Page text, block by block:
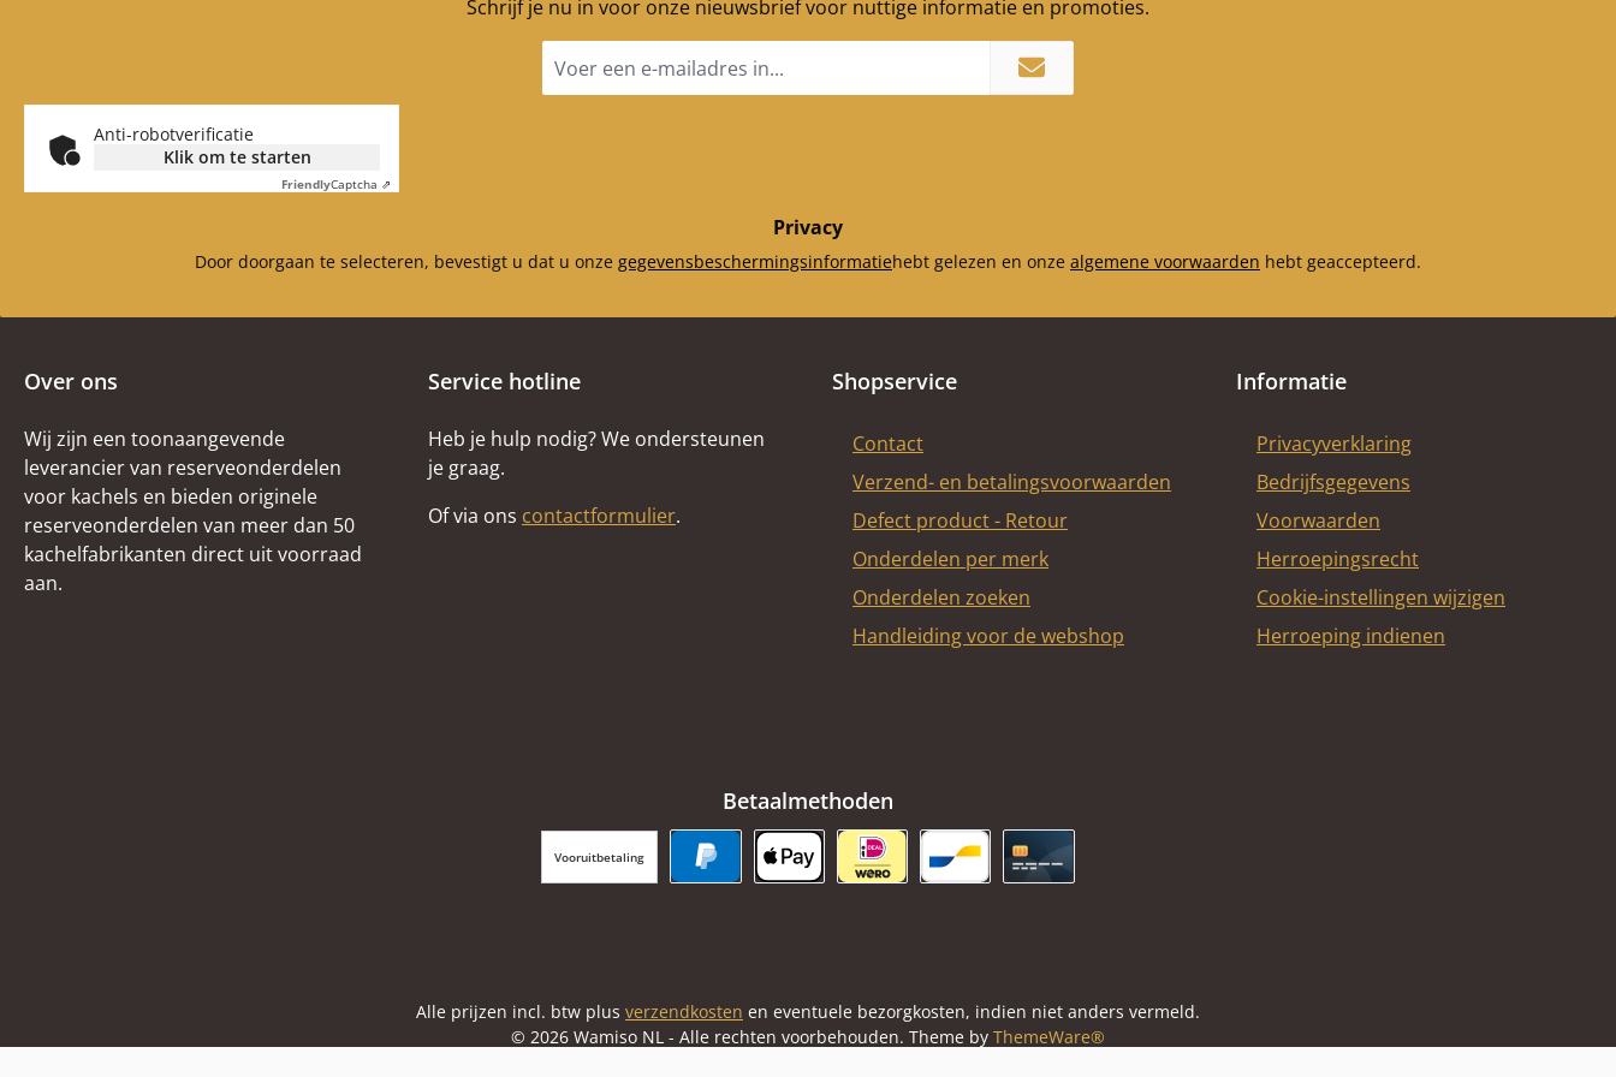
Schrijf je nu in voor onze nieuwsbrief voor nuttige informatie en promoties.
mailadres
Anti-robotverificatie
Klik om te starten
FriendlyCaptcha ⇗
Privacy
Door doorgaan te selecteren, bevestigt u dat u onze gegevensbeschermingsinformatiehebt gelezen en onze algemene voorwaarden hebt geaccepteerd.
Over ons
Wij zijn een toonaangevende
leverancier van reserveonderdelen
voor kachels en bieden originele
reserveonderdelen van meer dan 50
kachelfabrikanten direct uit voorraad
aan.
Service hotline
Heb je hulp nodig? We ondersteunen
je graag.
Of via ons contactformulier.
Shopservice
Contact
Verzend- en betalingsvoorwaarden
Defect product - Retour
Onderdelen per merk
Onderdelen zoeken
Handleiding voor de webshop
Informatie
Privacyverklaring
Bedrijfsgegevens
Voorwaarden
Herroepingsrecht
Cookie-instellingen wijzigen
Herroeping indienen
Betaalmethoden
Vooruitbetaling
Alle prijzen incl. btw plus verzendkosten en eventuele bezorgkosten, indien niet anders vermeld.
© 2026 Wamiso NL - Alle rechten voorbehouden. Theme by ThemeWare®